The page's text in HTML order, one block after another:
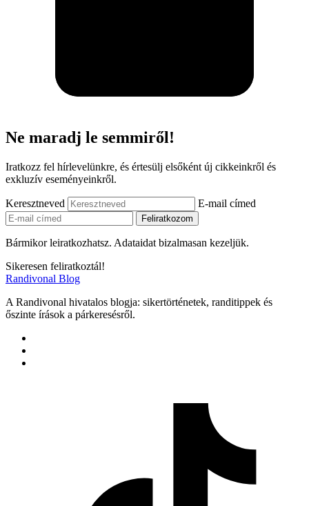
Ne maradj le semmiről!
Iratkozz fel hírlevelünkre, és értesülj elsőként új cikkeinkről és
exkluzív eseményeinkről.
Keresztneved E-mail címed
Bármikor leiratkozhatsz. Adataidat bizalmasan kezeljük.
Sikeresen feliratkoztál!
Randivonal Blog
A Randivonal hivatalos blogja: sikertörténetek, randitippek és
őszinte írások a párkeresésről.